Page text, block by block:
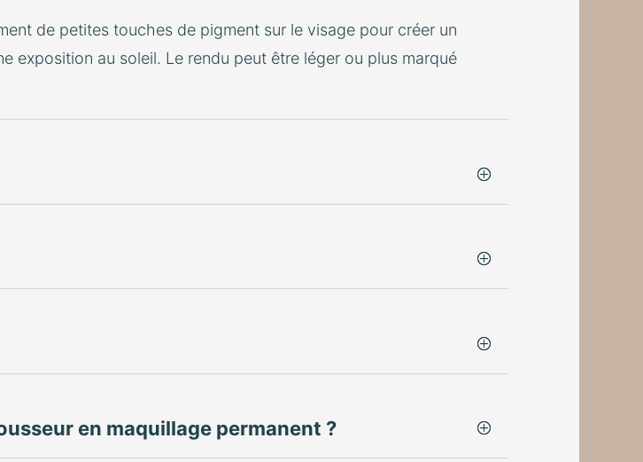
de petites touches de pigment sur le visage pour créer un
exposition au soleil. Le rendu peut être léger ou plus marqué
en maquillage permanent ?